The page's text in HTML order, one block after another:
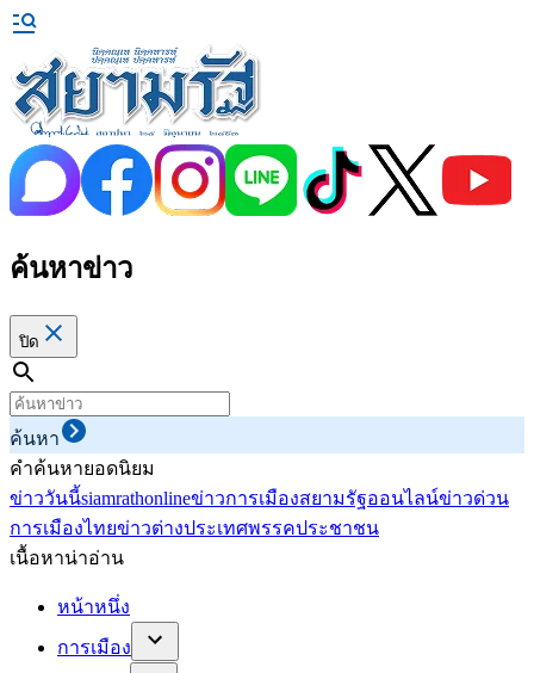
ค้นหาข่าว
ปิด
ค้นหา
คำค้นหายอดนิยม
ข่าววันนี้siamrathonlineข่าวการเมืองสยามรัฐออนไลน์ข่าวด่วน
การเมืองไทยข่าวต่างประเทศพรรคประชาชน
เนื้อหาน่าอ่าน
หน้าหนึ่ง
การเมือง